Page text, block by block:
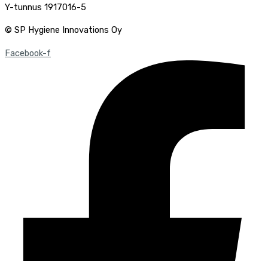
Y-tunnus 1917016-5
© SP Hygiene Innovations Oy
Facebook-f